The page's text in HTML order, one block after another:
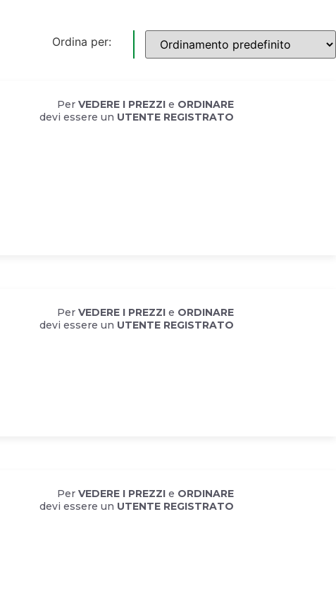
Ordina per:
Per VEDERE I PREZZIe ORDINARE
devi essere un UTENTE REGISTRATO
Per VEDERE I PREZZIe ORDINARE
devi essere un UTENTE REGISTRATO
Per VEDERE I PREZZIe ORDINARE
devi essere un UTENTE REGISTRATO